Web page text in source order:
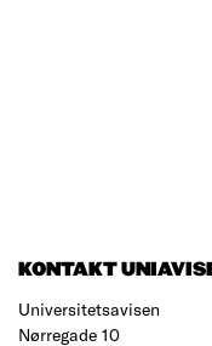
KONTAKT
Universitetsavisen
Nørregade 10